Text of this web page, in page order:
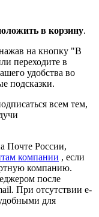
в корзину.
на кнопку "В
переходите в
удобства во
подсказки.
всем тем,
Почте России,
компании , если
компанию.
после
При отсутствии e-
для